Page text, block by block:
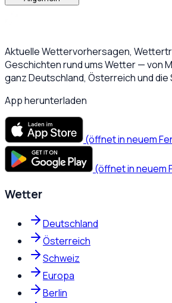
Aktuelle Wettervorhersagen,
Geschichten rund ums Wetter — von
ganz Deutschland, Österreich und die
App herunterladen
(öffnet in neuem
(öffnet in neuem
Wetter
Deutschland
Österreich
Schweiz
Europa
Berlin